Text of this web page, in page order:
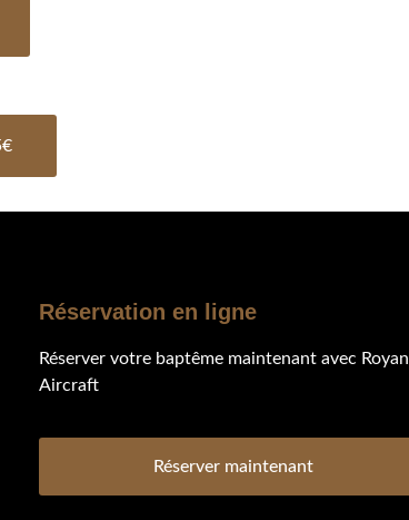
Réservation en ligne
Réserver votre baptême maintenant avec Royan
Aircraft
Réserver maintenant